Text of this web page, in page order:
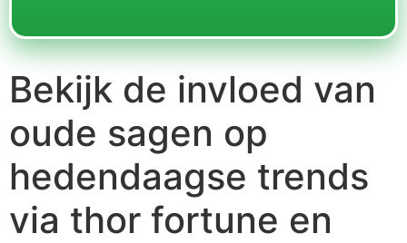
Bekijk de invloed van
oude sagen op
hedendaagse trends
via thor fortune en